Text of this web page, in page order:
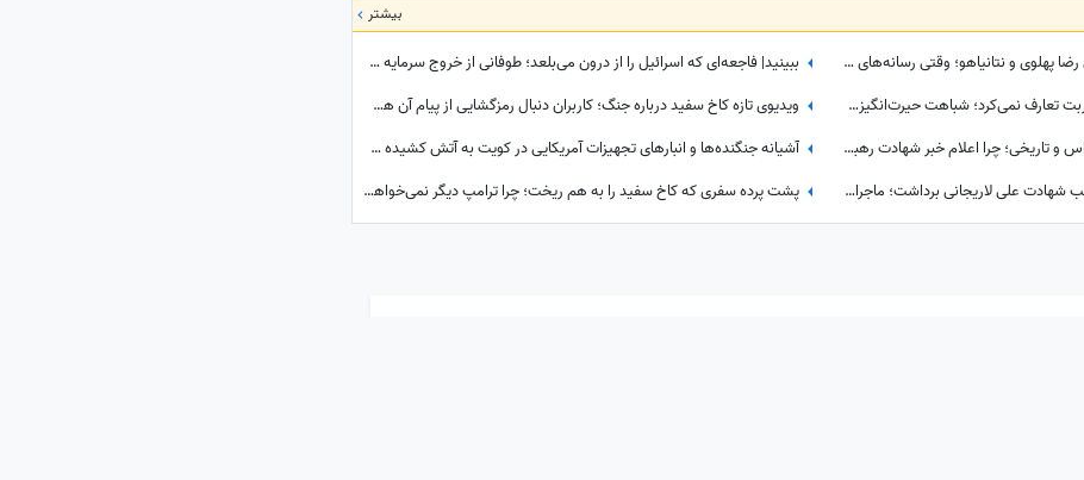
بیشتر
ببینید| پرده‌برداری از ائتلاف پنهانی رضا پهلوی و نتانیاهو؛ وقتی رسانه‌های معاند هم به بی‌عرضگی اپوزیسیون اعتراف می‌کنند!
ببینید| فاجعه‌ای که اسرائیل را از درون می‌بلعد؛ طوفانی از خروج سرمایه و نخبگان که نتانیاهو را به خاک سیاه نشاند!
ببینید| این روحانی عراقی فقط شربت تعارف نمی‌کرد؛ شباهت حیرت‌انگیزش به رهبر شهید انقلاب همه را در این موکب متوقف کرد
ویدیوی تازه کاخ سفید درباره جنگ؛ کاربران دنبال رمزگشایی از پیام آن هستند
ببینید| پشت‌پرده یک تصمیم حساس و تاریخی؛ چرا اعلام خبر شهادت رهبر شهید به سحر موکول شد؟
آشیانه جنگنده‌ها و انبارهای تجهیزات آمریکایی در کویت به آتش کشیده شد؛ بخشی از انتقام حمله به قشم تیک خورد!
سردار کوثری پرده از ناگفته‌های شب شهادت علی لاریجانی برداشت؛ ماجرای تماس آخر پسر شهید لاریجانی چه بود؟
پشت پرده سفری که کاخ سفید را به هم ریخت؛ چرا ترامپ دیگر نمی‌خواهد نتانیاهو را ببیند؟